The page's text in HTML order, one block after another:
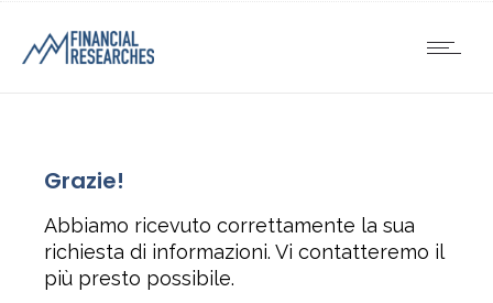
Grazie!
Abbiamo ricevuto correttamente la sua
richiesta di informazioni. Vi contatteremo il
più presto possibile.